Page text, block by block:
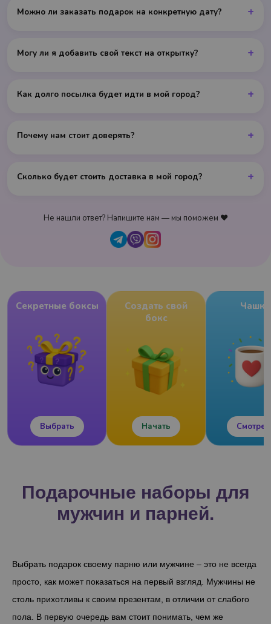
Можно ли заказать подарок на конкретную дату? +
Могу ли я добавить свой текст на открытку? +
Как долго посылка будет идти в мой город? +
Почему нам стоит доверять? +
Сколько будет стоить доставка в мой город? +
Не нашли ответ? Напишите нам — мы поможем ❤️
Секретные боксы
Выбрать
Создать свой
бокс
Начать
Чашки
Подарочные наборы для
мужчин и парней.
Выбрать подарок своему парню или мужчине – это не всегда
просто, как может показаться на первый взгляд. Мужчины не
столь прихотливы к своим презентам, в отличии от слабого
пола. В первую очередь вам стоит понимать, чем же